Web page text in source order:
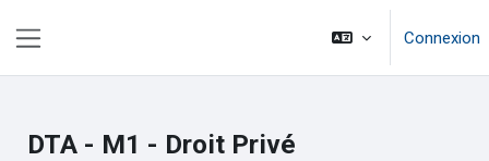
Connexion
DTA - M1 - Droit Privé